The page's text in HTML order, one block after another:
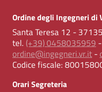
Ordine degli Ingegneri di
Santa Teresa 12 -
tel. (+39) 0458035959
ordine@ingegneri.vr.it-
Codice fiscale:
Orari Segreteria